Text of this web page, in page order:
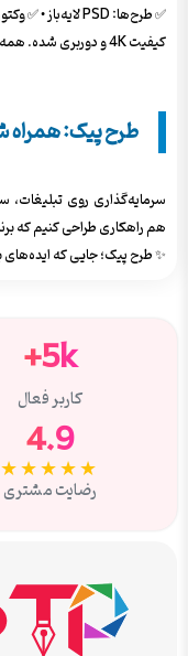
کیفیت 4K و دوربری شده. همه فایل‌ها بدون واترمارک و آماده دانلود فوری.
طرح پیک: همراه
سرمایه‌گذاری روی تبلیغات،
هم راهکاری طراحی کنیم که
✨ طرح پیک؛ جایی که ایده‌های
5k+
کاربر فعال
4.9
★★★★★
رضایت مشتری